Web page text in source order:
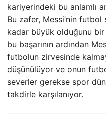
kariyerindeki bu anlamlı
Bu zafer, Messi’nin
kadar büyük olduğunu
bu başarının ardından
futbolun zirvesinde
düşünülüyor ve onun
severler gerekse spor
takdirle karşılanıyor.